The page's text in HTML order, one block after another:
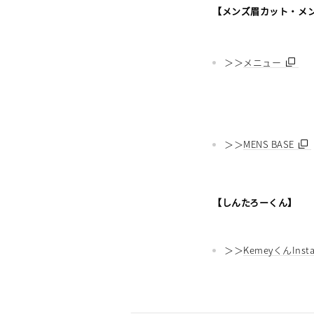
【メンズ眉カット・メ
＞＞メニュー
＞＞MENS BASE
【しんたろーくん】
＞＞Kemeyくん